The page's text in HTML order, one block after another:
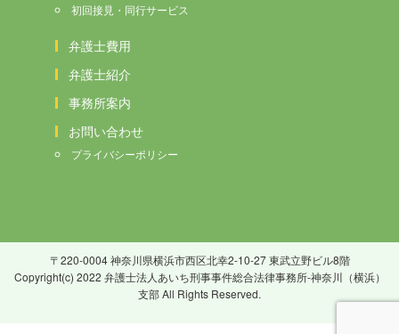
初回接見・同行サービス
弁護士費用
弁護士紹介
事務所案内
お問い合わせ
プライバシーポリシー
〒220-0004 神奈川県横浜市西区北幸2-10-27 東武立野ビル8階
Copyright(c) 2022 弁護士法人あいち刑事事件総合法律事務所-神奈川（横浜）
支部 All Rights Reserved.